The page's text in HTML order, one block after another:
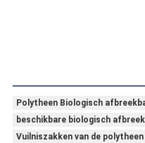
Polytheen Biologisch
beschikbare biologisch
Vuilniszakken van de